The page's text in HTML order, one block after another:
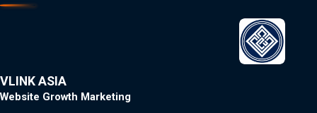
VLINK ASIA
Website Growth Marketing